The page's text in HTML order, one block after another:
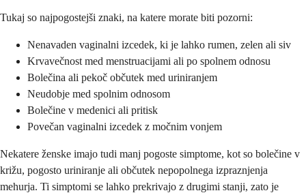
Tukaj so najpogostejši znaki, na katere morate biti pozorni:
Nenavaden vaginalni izcedek, ki je lahko rumen, zelen ali siv
Krvavečnost med menstruacijami ali po spolnem odnosu
Bolečina ali pekoč občutek med uriniranjem
Neudobje med spolnim odnosom
Bolečine v medenici ali pritisk
Povečan vaginalni izcedek z močnim vonjem
Nekatere ženske imajo tudi manj pogoste simptome, kot so bolečine v
križu, pogosto uriniranje ali občutek nepopolnega izpraznjenja
mehurja. Ti simptomi se lahko prekrivajo z drugimi stanji, zato je